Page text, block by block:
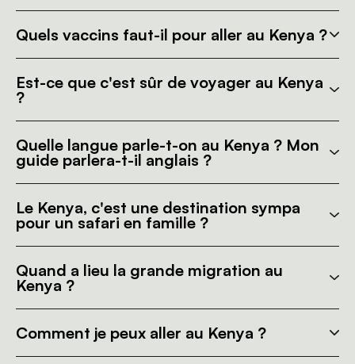
Quels vaccins faut-il pour aller au Kenya ?
Est-ce que c'est sûr de voyager au Kenya
?
Quelle langue parle-t-on au Kenya ? Mon
guide parlera-t-il anglais ?
Le Kenya, c'est une destination sympa
pour un safari en famille ?
Quand a lieu la grande migration au
Kenya ?
Comment je peux aller au Kenya ?